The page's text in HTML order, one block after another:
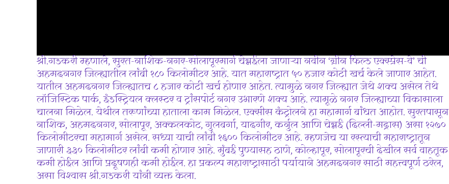
श्री.गडकरी म्हणाले, सुरत-नाशिक-नगर-सोलापूरमार्ग चेन्नईला जाणाऱ्या नवीन ‘ग्रीन फिल्ड एक्स्प्रेस-वे’ ची
अहमदनगर जिल्ह्यातील लांबी १८० किलोमीटर आहे‌. यात महाराष्ट्रात ५० हजार कोटी खर्च केले जाणार आहेत.
यातील अहमदनगर जिल्ह्यातच ८ हजार कोटी खर्च होणार आहेत. त्यामुळे नगर जिल्ह्यात जेथे शक्य असेल तेथे
लॉजिस्टिक पार्क, इंडस्ट्रियल क्लस्टर व ट्रांसपोर्ट नगर उभारणे शक्य आहे. त्यामूळे नगर जिल्ह्याच्या विकासाला
चालना मिळेल. येथील तरूणांच्या हाताला काम मिळेल. एक्सीस कंट्रोलने हा महामार्ग बांधत आहोत. सुरतपासून
नाशिक, अहमदनगर, सोलापूर, अक्कलकोट, गुलबर्गा, यादगीर, कर्नुल आणि चेन्नई (दिल्ली-मद्रास) असा १२७०
किलोमीटरचा महामार्ग असेल. सध्या याची लांबी १६०० किलोमीटर आहे. म्हणजेच या रस्त्याची महाराष्ट्रातून
जाणारी ३३० किलोमीटर लांबी कमी होणार आहे. मुंबई पुण्यासह ठाणे, कोल्हापूर, सोलापूरची देखील सर्व वाहतूक
कमी होईल आणि प्रदूषणही कमी होईल. हा प्रकल्प महाराष्ट्रासाठी पर्यायाने अहमदनगर साठी महत्त्वपूर्ण ठरेल,
असा विश्वास श्री.गडकरी यांनी व्यक्त केला.